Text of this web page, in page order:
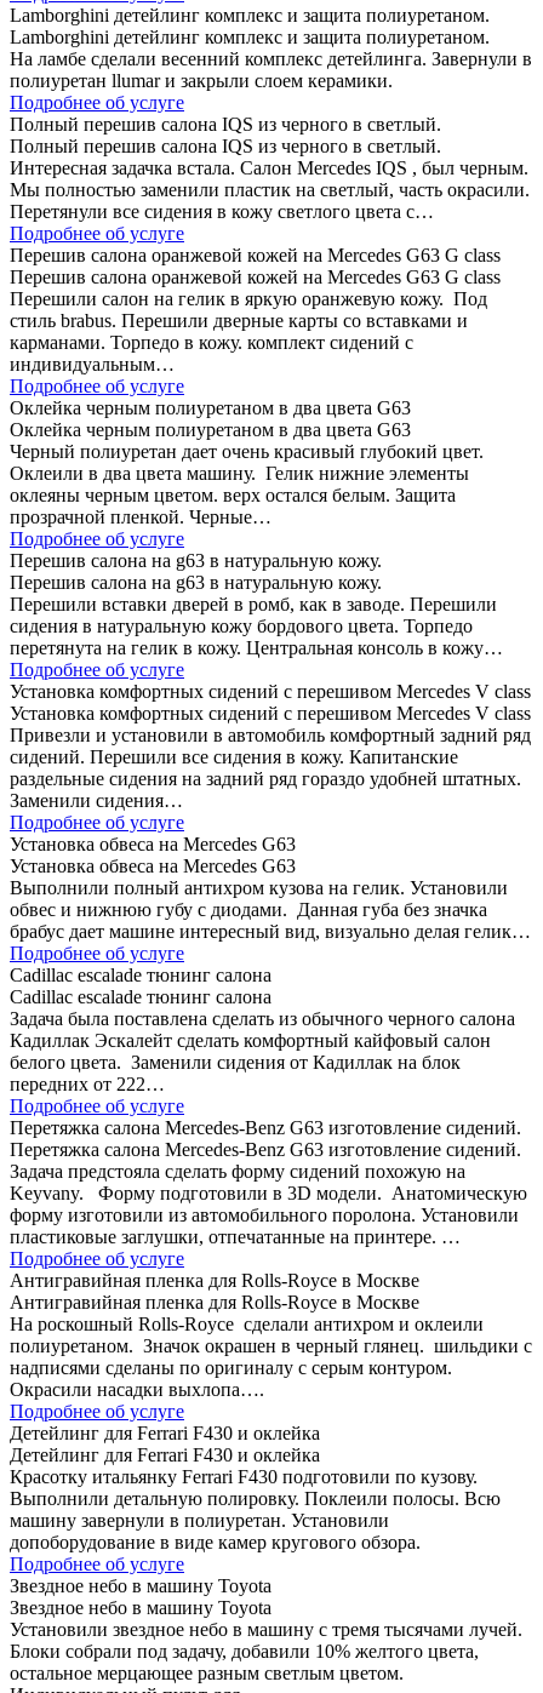
Lamborghini детейлинг комплекс и защита полиуретаном.
Lamborghini детейлинг комплекс и защита полиуретаном.
На ламбе сделали весенний комплекс детейлинга. Завернули в
полиуретан llumar и закрыли слоем керамики.
Подробнее об услуге
Полный перешив салона IQS из черного в светлый.
Полный перешив салона IQS из черного в светлый.
Интересная задачка встала. Салон Mercedes IQS , был черным.
Мы полностью заменили пластик на светлый, часть окрасили.
Перетянули все сидения в кожу светлого цвета с…
Подробнее об услуге
Перешив салона оранжевой кожей на Mercedes G63 G class
Перешив салона оранжевой кожей на Mercedes G63 G class
Перешили салон на гелик в яркую оранжевую кожу. Под
стиль brabus. Перешили дверные карты со вставками и
карманами. Торпедо в кожу. комплект сидений с
индивидуальным…
Подробнее об услуге
Оклейка черным полиуретаном в два цвета G63
Оклейка черным полиуретаном в два цвета G63
Черный полиуретан дает очень красивый глубокий цвет.
Оклеили в два цвета машину. Гелик нижние элементы
оклеяны черным цветом. верх остался белым. Защита
прозрачной пленкой. Черные…
Подробнее об услуге
Перешив салона на g63 в натуральную кожу.
Перешив салона на g63 в натуральную кожу.
Перешили вставки дверей в ромб, как в заводе. Перешили
сидения в натуральную кожу бордового цвета. Торпедо
перетянута на гелик в кожу. Центральная консоль в кожу…
Подробнее об услуге
Установка комфортных сидений с перешивом Mercedes V class
Установка комфортных сидений с перешивом Mercedes V class
Привезли и установили в автомобиль комфортный задний ряд
сидений. Перешили все сидения в кожу. Капитанские
раздельные сидения на задний ряд гораздо удобней штатных.
Заменили сидения…
Подробнее об услуге
Установка обвеса на Mercedes G63
Установка обвеса на Mercedes G63
Выполнили полный антихром кузова на гелик. Установили
обвес и нижнюю губу с диодами. Данная губа без значка
брабус дает машине интересный вид, визуально делая гелик…
Подробнее об услуге
Сadillac escalade тюнинг салона
Сadillac escalade тюнинг салона
Задача была поставлена сделать из обычного черного салона
Кадиллак Эскалейт сделать комфортный кайфовый салон
белого цвета. Заменили сидения от Кадиллак на блок
передних от 222…
Подробнее об услуге
Перетяжка салона Mercedes-Benz G63 изготовление сидений.
Перетяжка салона Mercedes-Benz G63 изготовление сидений.
Задача предстояла сделать форму сидений похожую на
Keyvany. Форму подготовили в 3D модели. Анатомическую
форму изготовили из автомобильного поролона. Установили
пластиковые заглушки, отпечатанные на принтере. …
Подробнее об услуге
Антигравийная пленка для Rolls-Royce в Москве
Антигравийная пленка для Rolls-Royce в Москве
На роскошный Rolls-Royce сделали антихром и оклеили
полиуретаном. Значок окрашен в черный глянец. шильдики с
надписями сделаны по оригиналу с серым контуром.
Окрасили насадки выхлопа….
Подробнее об услуге
Детейлинг для Ferrari F430 и оклейка
Детейлинг для Ferrari F430 и оклейка
Красотку итальянку Ferrari F430 подготовили по кузову.
Выполнили детальную полировку. Поклеили полосы. Всю
машину завернули в полиуретан. Установили
допоборудование в виде камер кругового обзора.
Подробнее об услуге
Звездное небо в машину Toyota
Звездное небо в машину Toyota
Установили звездное небо в машину с тремя тысячами лучей.
Блоки собрали под задачу, добавили 10% желтого цвета,
остальное мерцающее разным светлым цветом.